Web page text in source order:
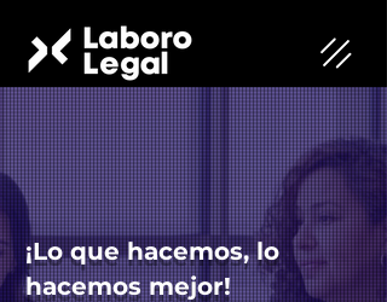
¡Lo que hacemos, lo
hacemos mejor!